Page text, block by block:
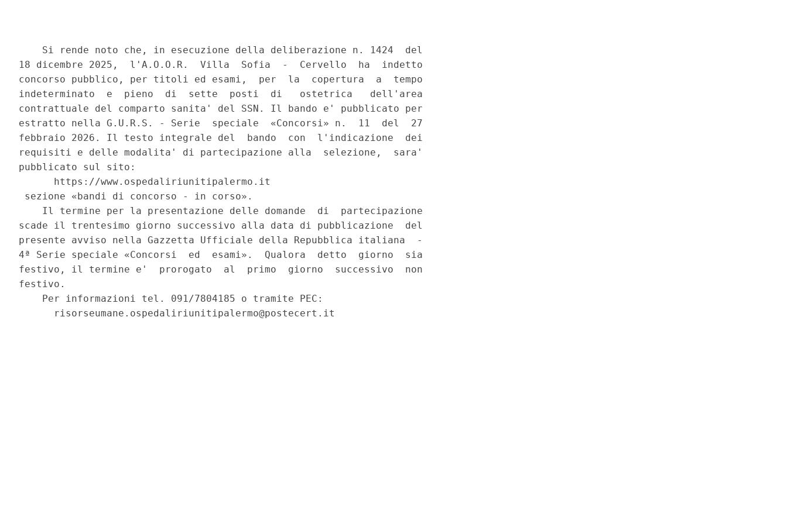
    Si rende noto che, in esecuzione della deliberazione n. 1424  del
18 dicembre 2025,  l'A.O.O.R.  Villa  Sofia  -  Cervello  ha  indetto
concorso pubblico, per titoli ed esami,  per  la  copertura  a  tempo
indeterminato  e  pieno  di  sette  posti  di   ostetrica   dell'area
contrattuale del comparto sanita' del SSN. Il bando e' pubblicato per
estratto nella G.U.R.S. - Serie  speciale  «Concorsi» n.  11  del  27
febbraio 2026. Il testo integrale del  bando  con  l'indicazione  dei
requisiti e delle modalita' di partecipazione alla  selezione,  sara'
pubblicato sul sito:
      https://www.ospedaliriunitipalermo.it
sezione «bandi di concorso - in corso».
    Il termine per la presentazione delle domande  di  partecipazione
scade il trentesimo giorno successivo alla data di pubblicazione  del
presente avviso nella Gazzetta Ufficiale della Repubblica italiana  -
4ª Serie speciale «Concorsi  ed  esami».  Qualora  detto  giorno  sia
festivo, il termine e'  prorogato  al  primo  giorno  successivo  non
festivo.
    Per informazioni tel. 091/7804185 o tramite PEC:
      risorseumane.ospedaliriunitipalermo@postecert.it